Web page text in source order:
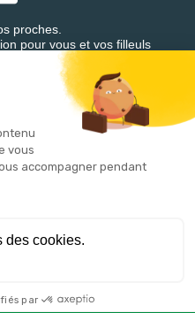
vous
accompagner pendant
des cookies.
par
proches.
pour vous et vos filleuls
sur